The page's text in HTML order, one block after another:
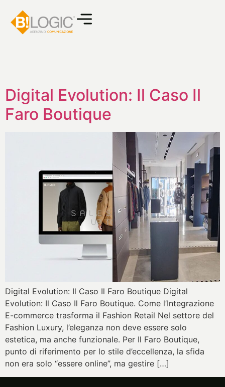
Digital Evolution: Il Caso Il
Faro Boutique
Digital Evolution: Il Caso Il Faro Boutique Digital
Evolution: Il Caso Il Faro Boutique. Come l’Integrazione
E-commerce trasforma il Fashion Retail Nel settore del
Fashion Luxury, l’eleganza non deve essere solo
estetica, ma anche funzionale. Per Il Faro Boutique,
punto di riferimento per lo stile d’eccellenza, la sfida
non era solo “essere online”, ma gestire […]